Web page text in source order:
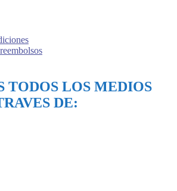
TODOS LOS MEDIOS
DE: